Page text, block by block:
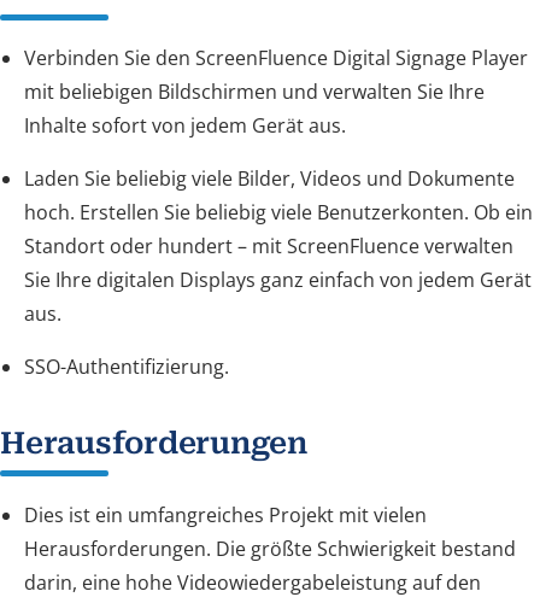
Verbinden Sie den ScreenFluence Digital Signage Player
mit beliebigen Bildschirmen und verwalten Sie Ihre
Inhalte sofort von jedem Gerät aus.
Laden Sie beliebig viele Bilder, Videos und Dokumente
hoch. Erstellen Sie beliebig viele Benutzerkonten. Ob ein
Standort oder hundert – mit ScreenFluence verwalten
Sie Ihre digitalen Displays ganz einfach von jedem Gerät
aus.
SSO-Authentifizierung.
Herausforderungen
Dies ist ein umfangreiches Projekt mit vielen
Herausforderungen. Die größte Schwierigkeit bestand
darin, eine hohe Videowiedergabeleistung auf den